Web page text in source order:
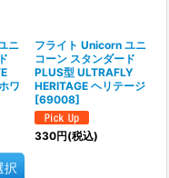
ニ
ワ
択
フライト Unicorn ユニ
コーン スタンダード
PLUS型 ULTRAFLY
HERITAGE ヘリテージ
[69008]
330円(税込)